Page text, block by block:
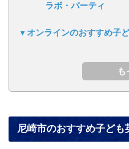
ラボ・パーティ
オンラインのおすすめ子
尼崎市のおすすめ子ども